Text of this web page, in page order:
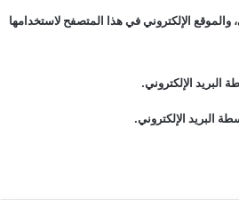
الإلكتروني في هذا المتصفح لاستخدامها
البريد الإلكتروني.
البريد الإلكتروني.